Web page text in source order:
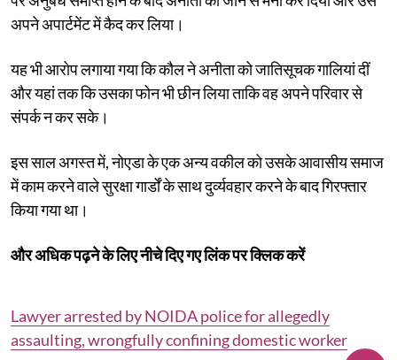
अपने अपार्टमेंट में कैद कर लिया।
यह भी आरोप लगाया गया कि कौल ने अनीता को जातिसूचक गालियां दीं
और यहां तक कि उसका फोन भी छीन लिया ताकि वह अपने परिवार से
संपर्क न कर सके।
इस साल अगस्त में, नोएडा के एक अन्य वकील को उसके आवासीय समाज
में काम करने वाले सुरक्षा गार्डों के साथ दुर्व्यवहार करने के बाद गिरफ्तार
किया गया था।
और अधिक पढ़ने के लिए नीचे दिए गए लिंक पर क्लिक करें
Lawyer arrested by NOIDA police for allegedly
assaulting, wrongfully confining domestic worker